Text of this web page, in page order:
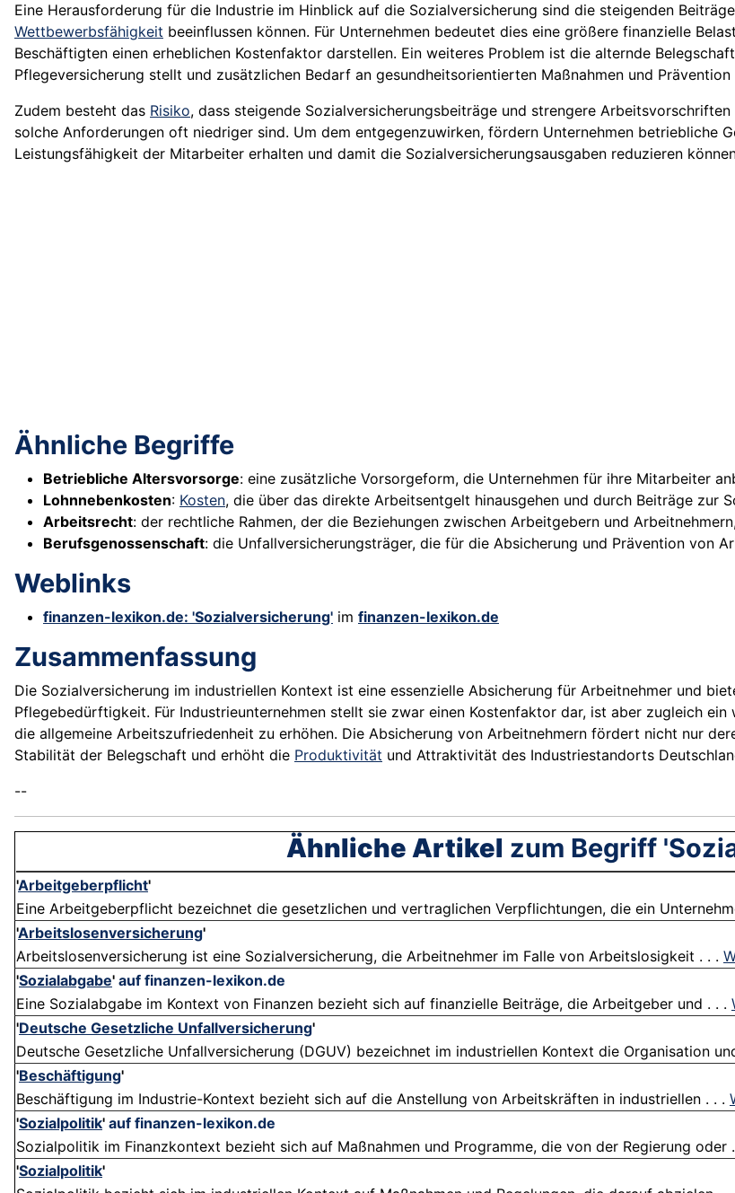
Eine Herausforderung für die Industrie im Hinblick auf die Sozialversicherung sind die steigenden
Wettbewerbsfähigkeit beeinflussen können. Für Unternehmen bedeutet dies eine größere finanzielle
Beschäftigten einen erheblichen Kostenfaktor darstellen. Ein weiteres Problem ist die alternde
Pflegeversicherung stellt und zusätzlichen Bedarf an gesundheitsorientierten Maßnahmen und
Zudem besteht das Risiko, dass steigende Sozialversicherungsbeiträge und strengere
solche Anforderungen oft niedriger sind. Um dem entgegenzuwirken, fördern Unternehmen betriebliche
Leistungsfähigkeit der Mitarbeiter erhalten und damit die Sozialversicherungsausgaben reduzieren
Ähnliche Begriffe
Betriebliche Altersvorsorge: eine zusätzliche Vorsorgeform, die Unternehmen für ihre Mitarbeiter
Lohnnebenkosten: Kosten, die über das direkte Arbeitsentgelt hinausgehen und durch Beiträge zur
Arbeitsrecht: der rechtliche Rahmen, der die Beziehungen zwischen Arbeitgebern und
Berufsgenossenschaft: die Unfallversicherungsträger, die für die Absicherung und Prävention von
Weblinks
finanzen-lexikon.de: 'Sozialversicherung' im finanzen-lexikon.de
Zusammenfassung
Die Sozialversicherung im industriellen Kontext ist eine essenzielle Absicherung für Arbeitnehmer und
Pflegebedürftigkeit. Für Industrieunternehmen stellt sie zwar einen Kostenfaktor dar, ist aber zugleich
die allgemeine Arbeitszufriedenheit zu erhöhen. Die Absicherung von Arbeitnehmern fördert nicht nur
Stabilität der Belegschaft und erhöht die Produktivität und Attraktivität des Industriestandorts
--
Ähnliche Artikel zum Begriff
'Arbeitgeberpflicht'
Eine Arbeitgeberpflicht bezeichnet die gesetzlichen und vertraglichen Verpflichtungen, die ein
'Arbeitslosenversicherung'
Arbeitslosenversicherung ist eine Sozialversicherung, die Arbeitnehmer im Falle von Arbeitslosigkeit . . .
'Sozialabgabe' auf finanzen-lexikon.de
Eine Sozialabgabe im Kontext von Finanzen bezieht sich auf finanzielle Beiträge, die Arbeitgeber und . . .
'Deutsche Gesetzliche Unfallversicherung'
Deutsche Gesetzliche Unfallversicherung (DGUV) bezeichnet im industriellen Kontext die Organisation
'Beschäftigung'
Beschäftigung im Industrie-Kontext bezieht sich auf die Anstellung von Arbeitskräften in industriellen . . .
'Sozialpolitik' auf finanzen-lexikon.de
Sozialpolitik im Finanzkontext bezieht sich auf Maßnahmen und Programme, die von der Regierung oder
'Sozialpolitik'